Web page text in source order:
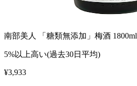
南部美人 「糖類無添加」梅酒 1800ml
5%以上高い(過去30日平均)
¥3,933